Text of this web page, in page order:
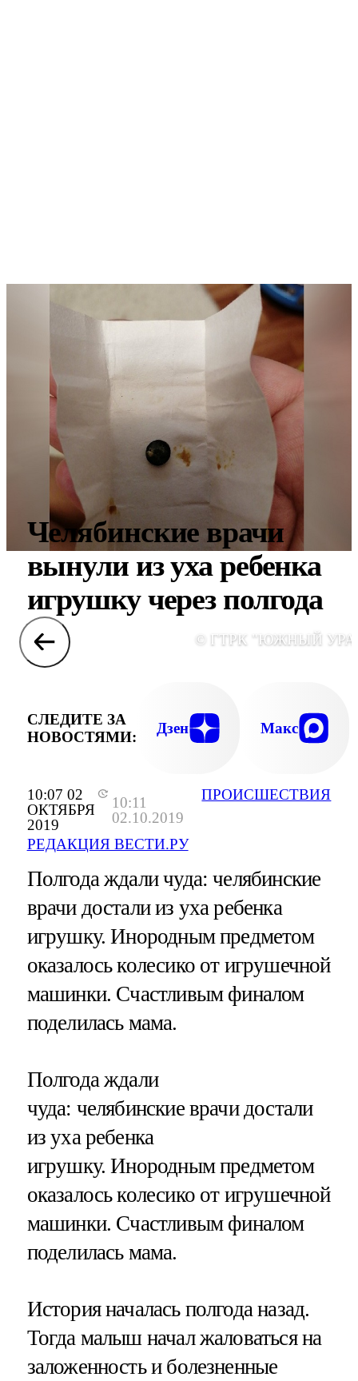
10:07 02
ОКТЯБРЯ
2019
10:11
02.10.2019
РЕДАКЦИЯ ВЕСТИ.РУ
ПРОИСШЕСТВИЯ
Челябинские врачи
вынули из уха ребенка
игрушку через полгода
© ГТРК "ЮЖНЫЙ
СЛЕДИТЕ ЗА
НОВОСТЯМИ:
Дзен Макс
Полгода ждали чуда: челябинские
врачи достали из уха ребенка
игрушку. Инородным предметом
оказалось колесико от игрушечной
машинки. Счастливым финалом
поделилась мама.
Полгода ждали
чуда: челябинские врачи достали
из уха ребенка
игрушку. Инородным предметом
оказалось колесико от игрушечной
машинки. Счастливым финалом
поделилась мама.
История началась полгода назад.
Тогда малыш начал жаловаться на
заложенность и болезненные